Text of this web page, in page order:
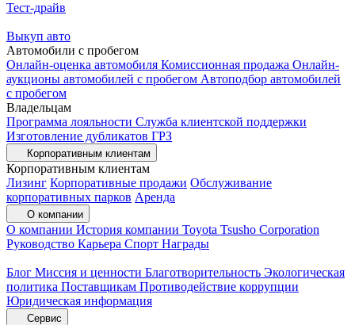
Тест-драйв
Выкуп авто
Автомобили с пробегом
Онлайн-оценка автомобиля Комиссионная продажа Онлайн-
аукционы автомобилей с пробегом Автоподбор автомобилей
с пробегом
Владельцам
Программа лояльности Служба клиентской поддержки
Изготовление дубликатов ГРЗ
Корпоративным клиентам
Корпоративным клиентам
Лизинг Корпоративные продажи Обслуживание
корпоративных парков Аренда
О компании
О компании История компании Toyota Tsusho Corporation
Руководство Карьера Спорт Награды
Блог Миссия и ценности Благотворительность Экологическая
политика Поставщикам Противодействие коррупции
Юридическая информация
Сервис